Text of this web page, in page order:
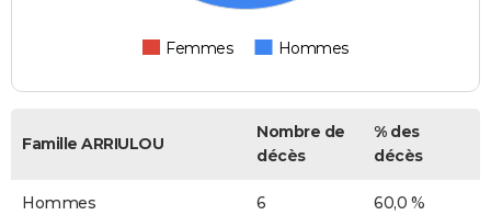
Femmes Hommes
Famille ARRIULOU
Nombre de
décès
% des
décès
Hommes 6 60,0 %